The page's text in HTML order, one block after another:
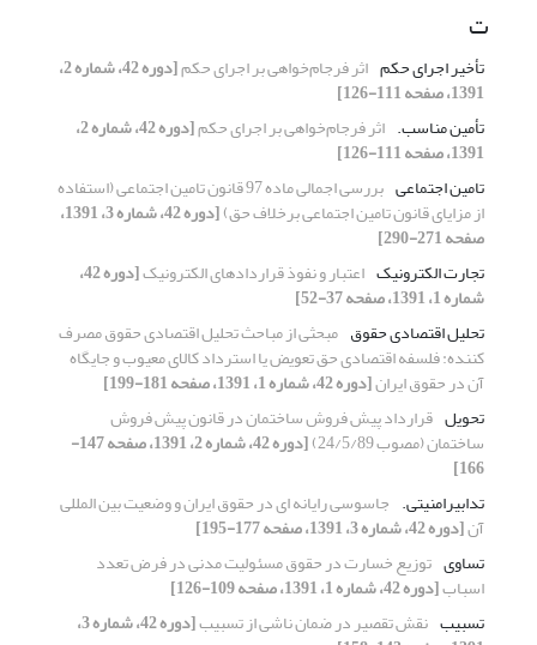
ت
تأخیر اجرای حکم اثر فرجام‌خواهی بر اجرای حکم [دوره 42، شماره 2،
1391، صفحه 111-126]
تأمین مناسب. اثر فرجام‌خواهی بر اجرای حکم [دوره 42، شماره 2،
1391، صفحه 111-126]
تامین اجتماعی
بررسی اجمالی ماده 97 قانون تامین اجتماعی (استفاده
از مزایای قانون تامین اجتماعی برخلاف حق) [دوره 42، شماره 3، 1391،
صفحه 271-290]
تجارت الکترونیک اعتبار و نفوذ قراردادهای الکترونیک [دوره 42،
شماره 1، 1391، صفحه 37-52]
تحلیل اقتصادی حقوق مبحثی از مباحث تحلیل اقتصادی حقوق مصرف
کننده: فلسفه اقتصادی حق تعویض یا استرداد کالای معیوب و جایگاه
آن در حقوق ایران[دوره 42، شماره 1، 1391، صفحه 181-199]
تحویل قرارداد پیش فروش ساختمان در قانون پیش فروش
ساختمان (مصوب 24/5/89) [دوره 42، شماره 2، 1391، صفحه 147-
166]
تدابیرامنیتی. جاسوسی رایانه ای در حقوق ایران و وضعیت بین المللی
آن[دوره 42، شماره 3، 1391، صفحه 177-195]
تساوی توزیع خسارت در حقوق مسئولیت مدنی در فرض تعدد
اسباب[دوره 42، شماره 1، 1391، صفحه 109-126]
تسبیب نقش تقصیر در ضمان ناشی از تسبیب [دوره 42، شماره 3،